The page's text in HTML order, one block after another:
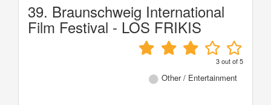
39. Braunschweig International
Film Festival - LOS FRIKIS
3out of5
Other / Entertainment